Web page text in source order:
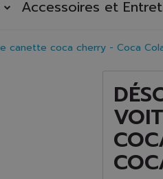
Accessoires et
canette coca cherry - Coca